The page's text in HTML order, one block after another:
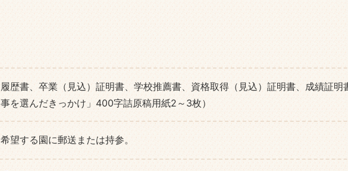
履歴書、卒業（見込）証明書、学校推薦書、資格取得（見込）証明書、成績証
事を選んだきっかけ」400字詰原稿用紙2～3枚）
希望する園に郵送または持参。